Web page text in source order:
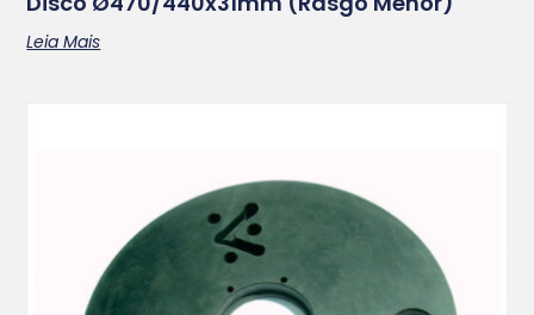
Leia Mais